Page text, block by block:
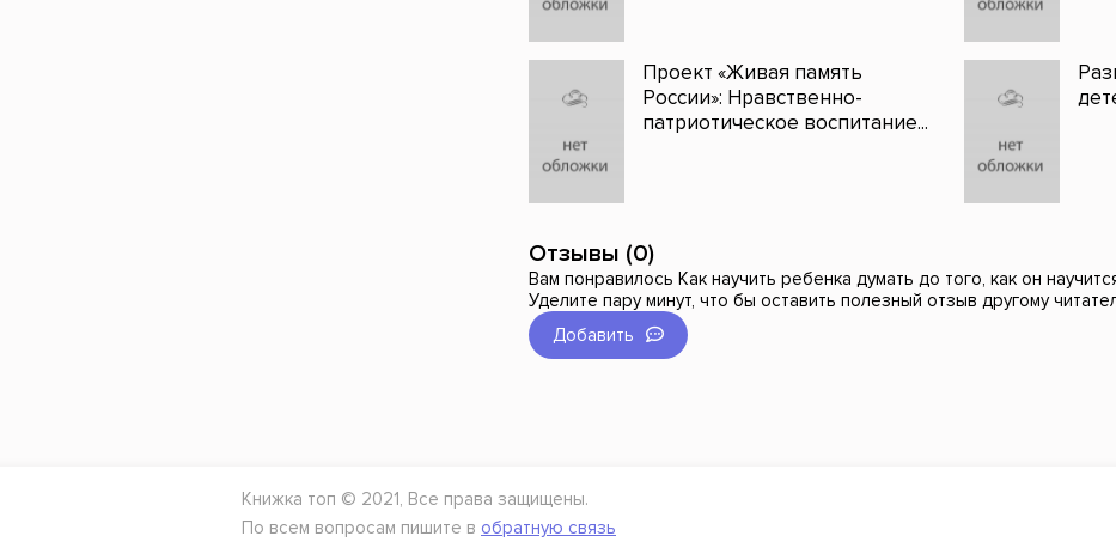
Проект «Живая память
России»: Нравственно-
патриотическое воспитание...
Отзывы (0)
Вам понравилось Как научить ребенка думать до того, как он
Уделите пару минут, что бы оставить полезный отзыв другому
Добавить
Книжка топ © 2021, Все права защищены.
По всем вопросам пишите в обратную связь